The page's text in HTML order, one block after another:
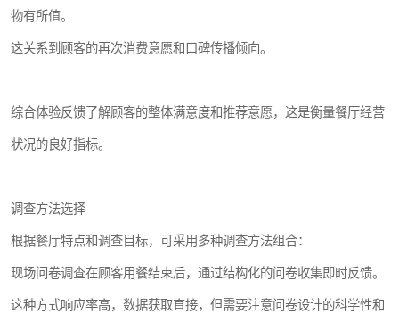
物有所值。
这关系到顾客的再次消费意愿和口碑传播倾向。
综合体验反馈了解顾客的整体满意度和推荐意愿，这是衡量餐厅经营
状况的良好指标。
调查方法选择
根据餐厅特点和调查目标，可采用多种调查方法组合：
现场问卷调查在顾客用餐结束后，通过结构化的问卷收集即时反馈。
这种方式响应率高，数据获取直接，但需要注意问卷设计的科学性和